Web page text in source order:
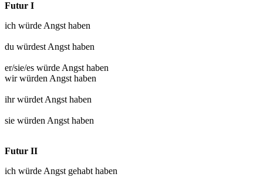
Futur I
ich würdeAngst haben
du würdestAngst haben
er/sie/es würdeAngst haben
wir würdenAngst haben
ihr würdetAngst haben
sie würdenAngst haben
Futur II
ich würdeAngst gehabthaben